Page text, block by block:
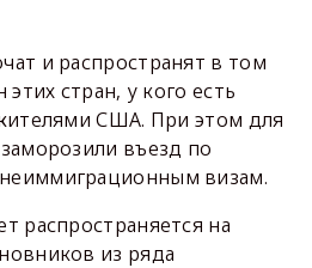
и распространят в том
стран, у кого есть
США. При этом для
въезд по
визам.
распространяется на
из ряда